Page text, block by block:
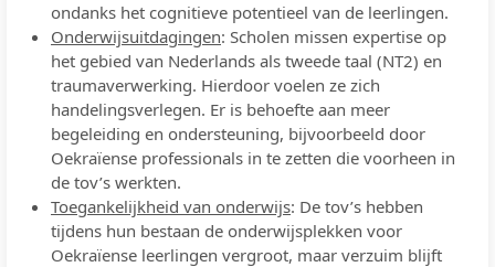
ondanks het cognitieve potentieel van de leerlingen.
Onderwijsuitdagingen: Scholen missen expertise op
het gebied van Nederlands als tweede taal (NT2) en
traumaverwerking. Hierdoor voelen ze zich
handelingsverlegen. Er is behoefte aan meer
begeleiding en ondersteuning, bijvoorbeeld door
Oekraïense professionals in te zetten die voorheen in
de tov’s werkten.
Toegankelijkheid van onderwijs: De tov’s hebben
tijdens hun bestaan de onderwijsplekken voor
Oekraïense leerlingen vergroot, maar verzuim blijft